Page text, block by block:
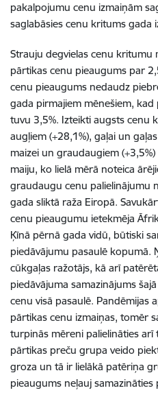
pakalpojumu cenu izmaiņām
saglabāsies cenu kritums gada
Strauju degvielas cenu kritumu
pārtikas cenu pieaugums par
cenu pieaugums nedaudz
gada pirmajiem mēnešiem,
tuvu 3,5%. Izteikti augsts cenu
augļiem (+28,1%), gaļai un
maizei un graudaugiem
maiju, ko lielā mērā noteica
graudaugu cenu palielinājumu
gada sliktā raža Eiropā.
cenu pieaugumu ietekmēja
Ķīnā pērnā gada vidū, būtiski
piedāvājumu pasaulē kopumā.
cūkgaļas ražotājs, kā arī
piedāvājuma samazinājums
cenu visā pasaulē. Pandēmijas
pārtikas cenu izmaiņas, tomēr
turpinās mēreni palielināties
pārtikas preču grupa veido
groza un tā ir lielākā patēriņa
pieaugums neļauj